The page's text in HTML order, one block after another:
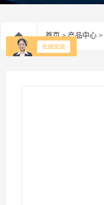
首页>产品中心 >